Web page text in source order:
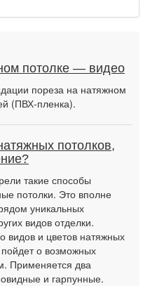
потолке — видео
пореза на натяжном
(ПВХ-пленка).
потолков,
такие способы
потолки. Это вполне
уникальных
видов отделки.
видов и цветов натяжных
пойдет о возможных
Применяется два
и гарпунные.